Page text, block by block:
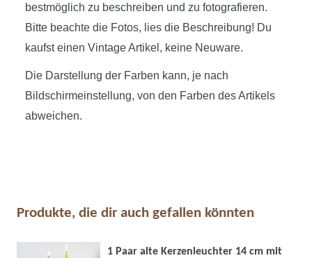
bestmöglich zu beschreiben und zu fotografieren.
Bitte beachte die Fotos, lies die Beschreibung! Du
kaufst einen Vintage Artikel, keine Neuware.
Die Darstellung der Farben kann, je nach
Bildschirmeinstellung, von den Farben des Artikels
abweichen.
Produkte, die dir auch gefallen könnten
1 Paar alte Kerzenleuchter 14 cm mit